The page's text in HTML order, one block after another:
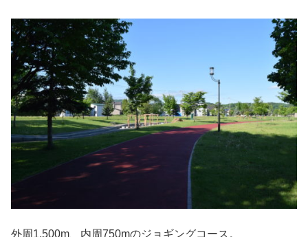
外周1,500m、内周750mのジョギングコース。